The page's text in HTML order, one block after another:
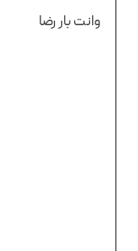
وانت بار رضا